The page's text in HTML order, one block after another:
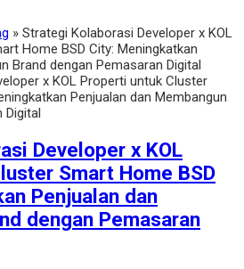
» Strategi Kolaborasi Developer x KOL
Home BSD City: Meningkatkan
Brand dengan Pemasaran Digital
Developer x KOL
Smart Home BSD
Penjualan dan
dengan Pemasaran